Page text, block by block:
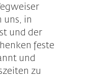
uns, in
und der
feste
und
zu